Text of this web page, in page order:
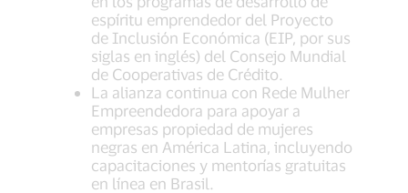
espíritu emprendedor del Proyecto
de Inclusión Económica (EIP, por sus
siglas en inglés) del Consejo Mundial
de Cooperativas de Crédito.
La alianza continua con Rede Mulher
Empreendedora para apoyar a
empresas propiedad de mujeres
negras en América Latina, incluyendo
capacitaciones y mentorías gratuitas
en línea en Brasil.